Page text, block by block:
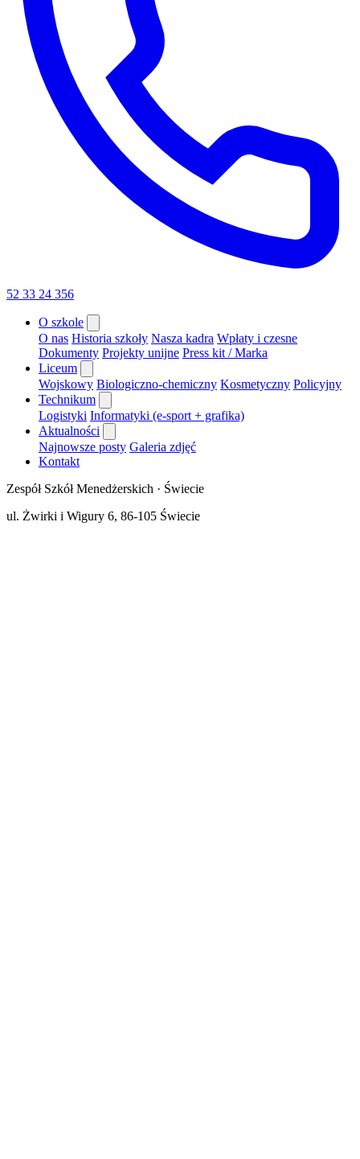
52 33 24 356
O szkole
O nas Historia szkoły Nasza kadra Wpłaty i czesne
Dokumenty Projekty unijne Press kit / Marka
Liceum
Wojskowy Biologiczno-chemiczny Kosmetyczny Policyjny
Technikum
Logistyki Informatyki (e-sport + grafika)
Aktualności
Najnowsze posty Galeria zdjęć
Kontakt
Zespół Szkół Menedżerskich · Świecie
ul. Żwirki i Wigury 6, 86-105 Świecie